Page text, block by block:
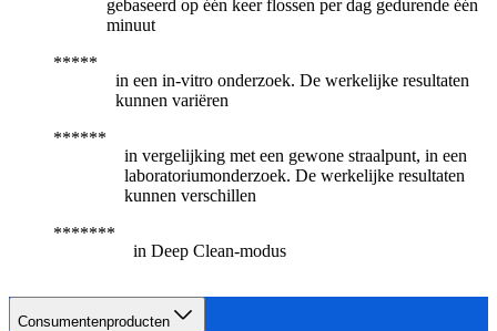
gebaseerd op één keer flossen per dag gedurende één
minuut
in een in-vitro onderzoek. De werkelijke resultaten
kunnen variëren
in vergelijking met een gewone straalpunt, in een
laboratoriumonderzoek. De werkelijke resultaten
kunnen verschillen
in Deep Clean-modus
Consumentenproducten